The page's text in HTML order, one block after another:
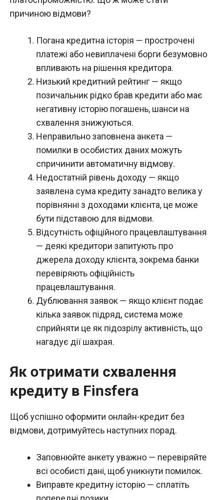
причиною відмови?
Погана кредитна історія — прострочені
платежі або невиплачені борги безумовно
впливають на рішення кредитора.
Низький кредитний рейтинг — якщо
позичальник рідко брав кредити або має
негативну історію погашень, шанси на
схвалення знижуються.
Неправильно заповнена анкета —
помилки в особистих даних можуть
спричинити автоматичну відмову.
Недостатній рівень доходу — якщо
заявлена сума кредиту занадто велика у
порівнянні з доходами клієнта, це може
бути підставою для відмови.
Відсутність офіційного працевлаштування
— деякі кредитори запитують про
джерела доходу клієнта, зокрема банки
перевіряють офіційність
працевлаштування.
Дублювання заявок — якщо клієнт подає
кілька заявок підряд, система може
сприйняти це як підозрілу активність, що
нагадує дії шахрая.
Як отримати схвалення
кредиту в Finsfera
Щоб успішно оформити онлайн-кредит без
відмови, дотримуйтесь наступних порад.
Заповнюйте анкету уважно — перевіряйте
всі особисті дані, щоб уникнути помилок.
Виправте кредитну історію — сплатіть